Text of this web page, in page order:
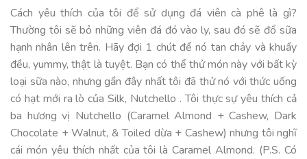
Cách yêu thích của tôi để sử dụng đá viên cà phê là gì?
Thường tôi sẽ bỏ những viên đá đó vào ly, sau đó sẽ đổ sữa
hạnh nhân lên trên. Hãy đợi 1 chút để nó tan chảy và khuấy
đều, yummy, thật là tuyệt. Bạn có thể thử món này với bất kỳ
loại sữa nào, nhưng gần đây nhất tôi đã thử nó với thức uống
có hạt mới ra lò của Silk, Nutchello . Tôi thực sự yêu thích cả
ba hương vị Nutchello (Caramel Almond + Cashew, Dark
Chocolate + Walnut, & Toiled dừa + Cashew) nhưng tôi nghĩ
cái món yêu thích nhất của tôi là Caramel Almond. (P.S. Có